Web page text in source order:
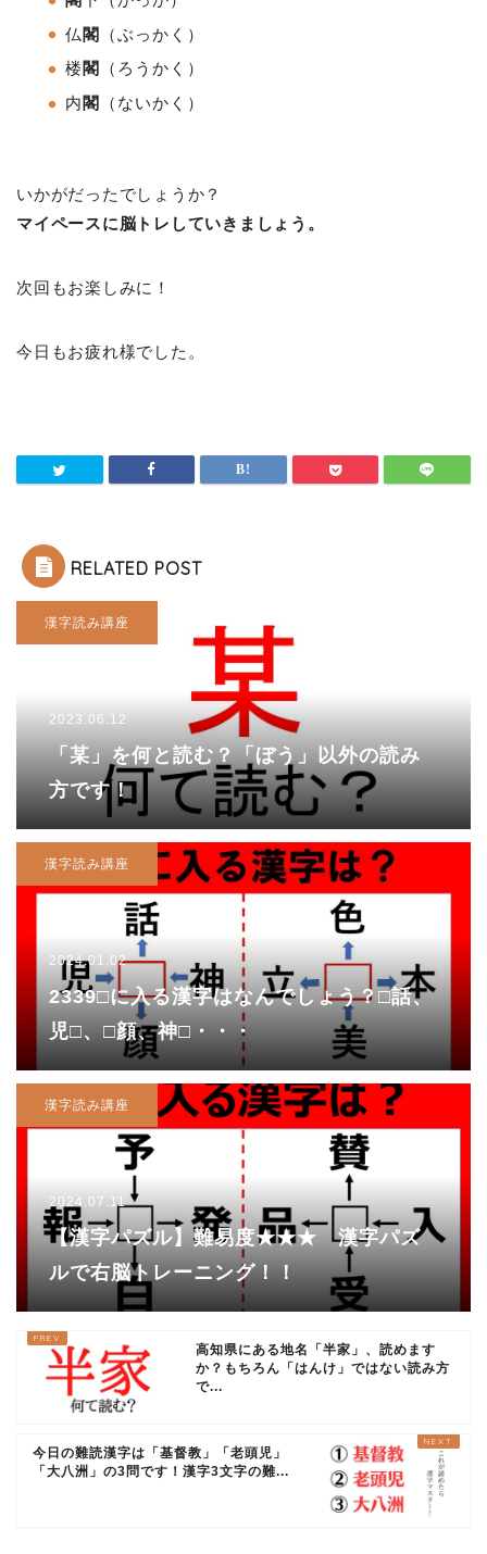
仏 閣
（ぶっかく）
楼 閣 （ろうかく ）
内 閣 （ないかく）
いかがだったでしょうか？
マイペースに脳トレしていきましょう。
次回もお楽しみに！
今日もお疲れ様でした。
RELATED POST
漢字読み講座
2023.06.12
「某」を何と読む？「ぼう」以外の読み
方です！
漢字読み講座
2024.01.02
2339□に入る漢字はなんでしょう？□話、
児□、□顔、神□・・・
漢字読み講座
2024.07.11
【漢字パズル】難易度★★★ 漢字パズ
ルで右脳トレーニング！！
高知県にある地名「半家」、読めます
か？もちろん「はんけ」ではない読み方
で...
今日の難読漢字は「基督教」「老頭児」
「大八洲」の3問です！漢字3文字の難...